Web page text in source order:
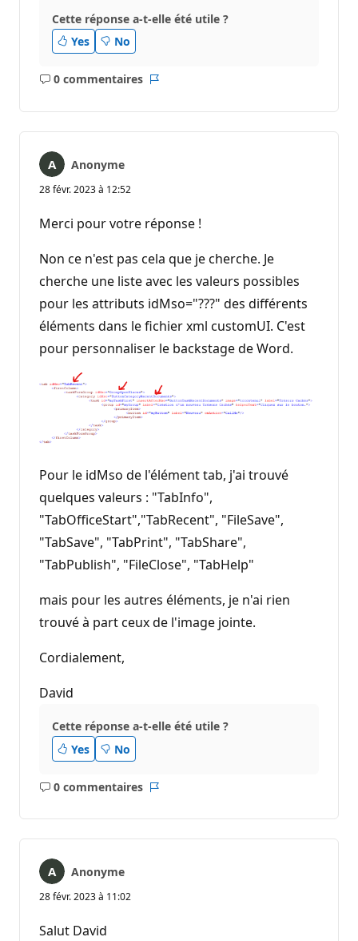
Cette réponse a-t-elle été utile ?
Yes
No
0 commentaires
Aucun
Anonyme
28 févr. 2023 à 12:52
Merci pour votre réponse !
Non ce n'est pas cela que je cherche. Je
cherche une liste avec les valeurs possibles
pour les attributs idMso="???" des différents
éléments dans le fichier xml customUI. C'est
pour personnaliser le backstage de Word.
Pour le idMso de l'élément tab, j'ai trouvé
quelques valeurs : "TabInfo",
"TabOfficeStart","TabRecent", "FileSave",
"TabSave", "TabPrint", "TabShare",
"TabPublish", "FileClose", "TabHelp"
mais pour les autres éléments, je n'ai rien
trouvé à part ceux de l'image jointe.
Cordialement,
David
Cette réponse a-t-elle été utile ?
Yes
No
0 commentaires
Aucun
Rapport
Anonyme
28 févr. 2023 à 11:02
Salut David